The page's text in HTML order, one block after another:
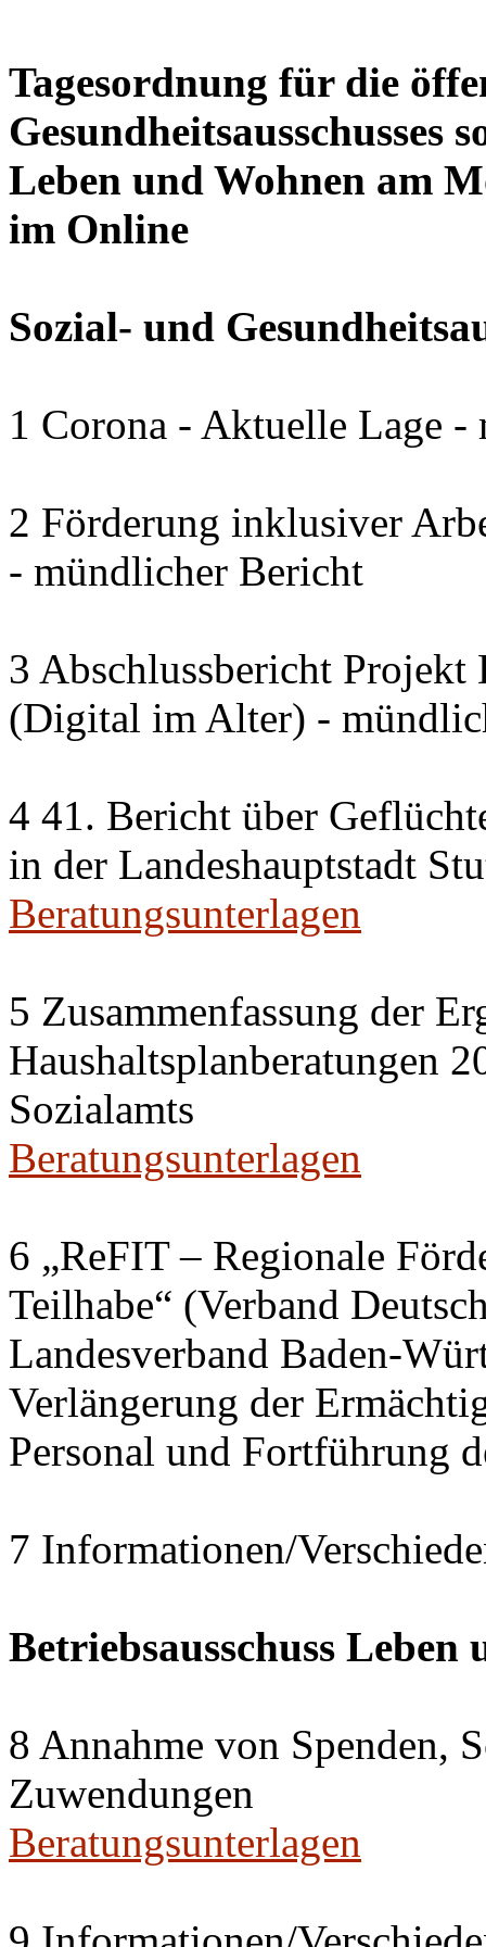
Tagesordnung für die
Gesundheitsausschusses
Leben und Wohnen am
im Online
Sozial- und
1 Corona - Aktuelle Lage
2 Förderung inklusiver
- mündlicher Bericht
3 Abschlussbericht
(Digital im Alter) -
4 41. Bericht über
in der Landeshauptstadt
Beratungsunterlagen
5 Zusammenfassung der
Haushaltsplanberatungen
Sozialamts
Beratungsunterlagen
6 „ReFIT – Regionale
Teilhabe“ (Verband
Landesverband Baden-
Verlängerung der
Personal und Fortführung
7 Informationen/
Betriebsausschuss Leben
8 Annahme von Spenden,
Zuwendungen
Beratungsunterlagen